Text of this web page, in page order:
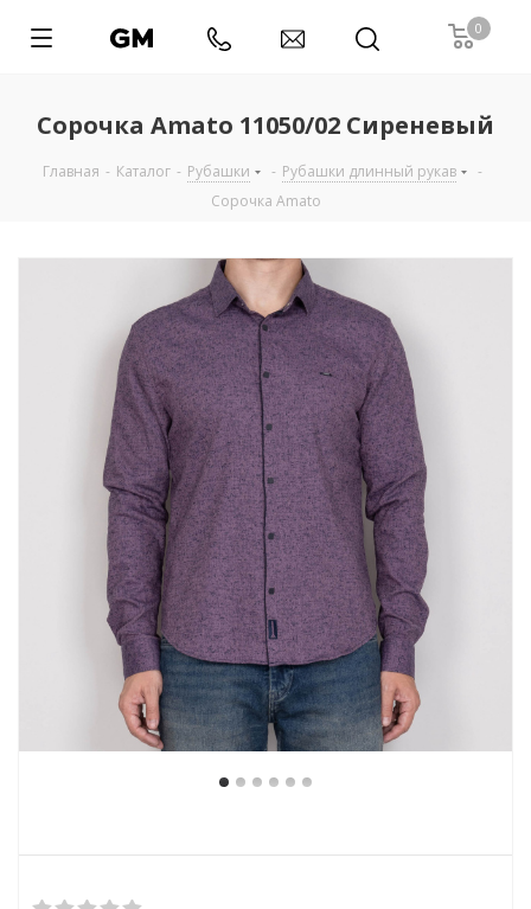
0
Сорочка Amato 11050/02 Сиреневый
Главная - Каталог - Рубашки - Рубашки длинный рукав
-
Сорочка Amato